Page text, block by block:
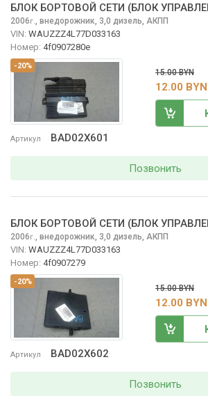
-20%
Артикул BAD02X601
БЛОК БОРТОВОЙ СЕТИ (БЛОК
2006г. внедорожник, 3,0 дизель, АКПП
VIN: WAUZZZ4L77D033163
Номер: 4f0907280e
15.00 BYN
12.00 BYN
Позвонить
-20%
Артикул BAD02X602
БЛОК БОРТОВОЙ СЕТИ (БЛОК
2006г. внедорожник, 3,0 дизель, АКПП
VIN: WAUZZZ4L77D033163
Номер: 4f0907279
15.00 BYN
12.00 BYN
Позвонить